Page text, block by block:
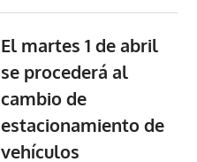
El martes 1 de abril
se procederá al
cambio de
estacionamiento de
vehículos